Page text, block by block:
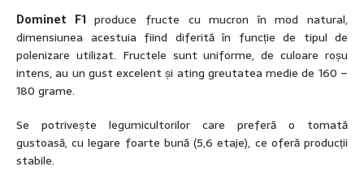
Dominet F1produce fructe cu mucron în mod natural,
dimensiunea acestuia fiind diferită în funcție de tipul de
polenizare utilizat. Fructele sunt uniforme, de culoare roșu
intens, au un gust excelent și ating greutatea medie de 160 –
180 grame.
Se potrivește legumicultorilor care preferă o tomată
gustoasă, cu legare foarte bună (5,6 etaje), ce oferă producții
stabile.